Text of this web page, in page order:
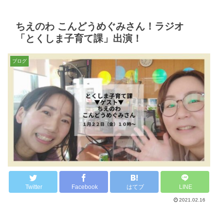
ちえのわ こんどうめぐみさん！ラジオ
「とくしま子育て課」出演！
ブログ
Twitter Facebook はてブ LINE
2021.02.16